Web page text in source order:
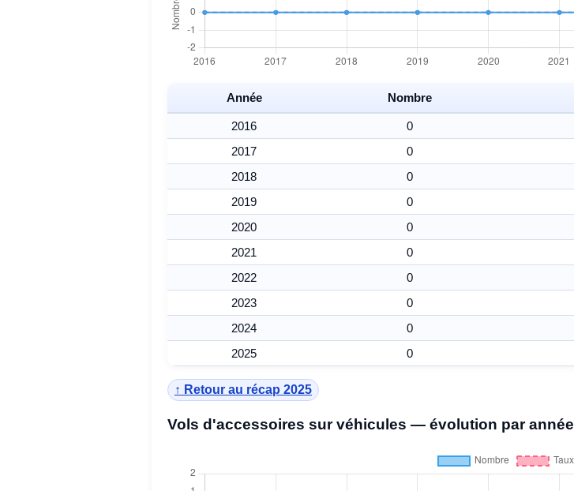
Année Nombre
2016 0
2017
0
2018
0
2019
0
2020
0
2021
0
2022
0
2023
0
2024
0
2025
0
↑ Retour au récap 2025
Vols d'accessoires sur véhicules — évolution par année